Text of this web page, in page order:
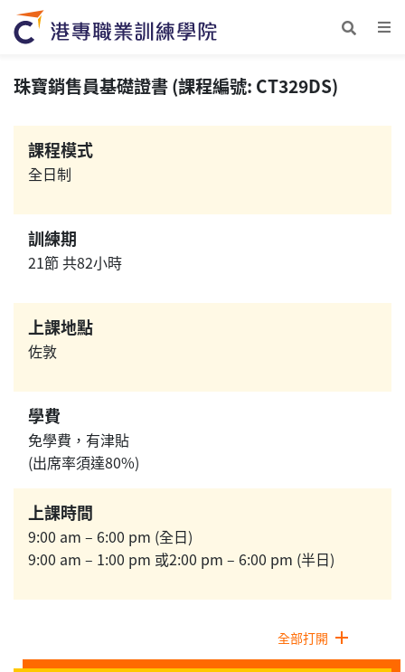
珠寶銷售員基礎證書 (課程編號: CT329DS)
課程模式
全日制
訓練期
21節 共82小時
上課地點
佐敦
學費
免學費，有津貼
(出席率須達80%)
上課時間
9:00 am – 6:00 pm (全日)
9:00 am – 1:00 pm 或2:00 pm – 6:00 pm (半日)
全部打開